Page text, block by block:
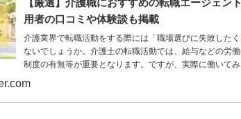
用者の口コミや体験談も掲載
介護業界で転職活動をする際には「職場選びに失敗した
ないでしょうか。介護士の転職活動では、給与などの労
制度の有無等が重要となります。ですが、実際に働いてみ